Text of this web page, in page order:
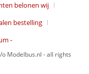
belonen wij
bestelling
-
Modelbus.nl - all rights